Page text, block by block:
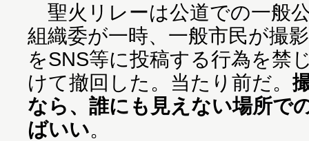
聖火リレーは公道での一般
組織委が一時、一般市民が撮
をSNS等に投稿する行為を禁
けて撤回した。当たり前だ。
なら、誰にも見えない場所で
ばいい。